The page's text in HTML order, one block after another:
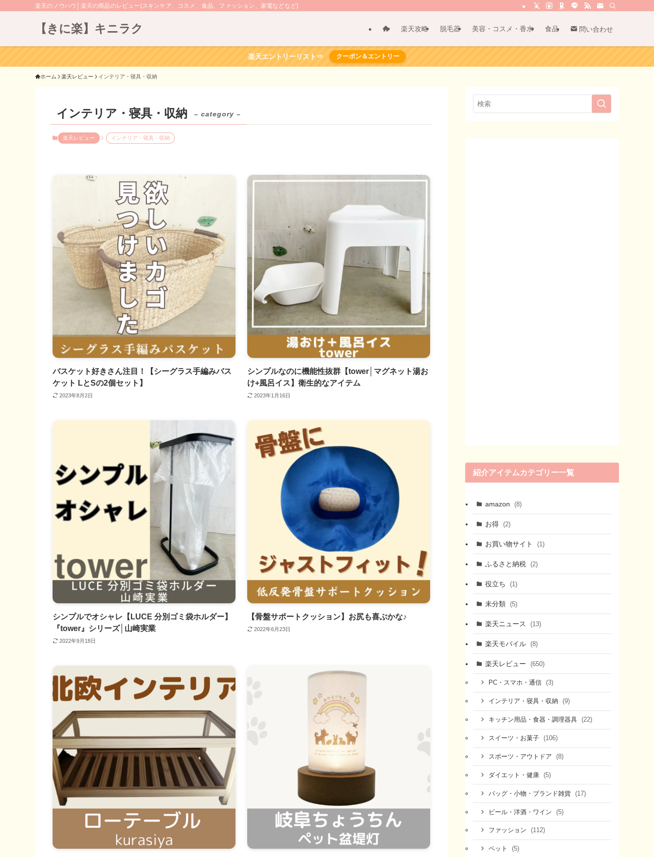
楽天のノウハウ│楽天の商品のレビュー(スキンケア、コスメ、食品、ファッション、家電などなど)
【きに楽】キニラク 楽天攻略 脱毛器 美容・コスメ・香水 食品 問い合わせ
楽天エントリーリスト⇒ クーポン＆エントリー
ホーム 楽天レビュー インテリア・寝具・収納
インテリア・寝具・収納 – category –
楽天レビュー インテリア・寝具・収納
バスケット好きさん注目！【シーグラス手編みバス
ケット LとSの2個セット】
2023年8月2日
シンプルなのに機能性抜群【tower│マグネット湯お
け+風呂イス】衛生的なアイテム
2023年1月16日
シンプルでオシャレ【LUCE 分別ゴミ袋ホルダー】
『tower』シリーズ│山崎実業
2022年9月18日
【骨盤サポートクッション】お尻も喜ぶかな♪
2022年6月23日
紹介アイテムカテゴリー一覧
amazon (8)
お得 (2)
お買い物サイト (1)
ふるさと納税 (2)
役立ち (1)
未分類 (5)
楽天ニュース (13)
楽天モバイル (8)
楽天レビュー (650)
PC・スマホ・通信 (3)
インテリア・寝具・収納 (9)
キッチン用品・食器・調理器具 (22)
スイーツ・お菓子 (106)
スポーツ・アウトドア (8)
ダイエット・健康 (5)
バッグ・小物・ブランド雑貨 (17)
ビール・洋酒・ワイン (5)
ファッション (112)
ペット (5)